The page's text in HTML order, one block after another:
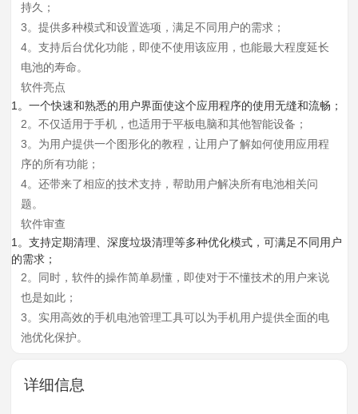
持久；
3。提供多种模式和设置选项，满足不同用户的需求；
4。支持后台优化功能，即使不使用该应用，也能最大程度延长
电池的寿命。
软件亮点
1。一个快速和熟悉的用户界面使这个应用程序的使用无缝和流畅；
2。不仅适用于手机，也适用于平板电脑和其他智能设备；
3。为用户提供一个图形化的教程，让用户了解如何使用应用程
序的所有功能；
4。还带来了相应的技术支持，帮助用户解决所有电池相关问
题。
软件审查
1。支持定期清理、深度垃圾清理等多种优化模式，可满足不同用户
的需求；
2。同时，软件的操作简单易懂，即使对于不懂技术的用户来说
也是如此；
3。实用高效的手机电池管理工具可以为手机用户提供全面的电
池优化保护。
详细信息